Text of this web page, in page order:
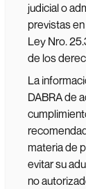
judicial o
previstas
Ley Nro.
de los
La
DABRA de
materia de
evitar su
no